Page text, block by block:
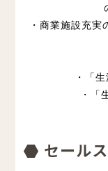
・商業施設充
・「
・「